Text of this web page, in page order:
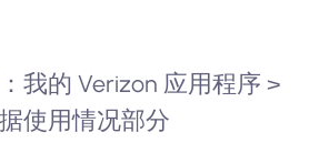
我的 Verizon 应用程序 >
使用情况部分